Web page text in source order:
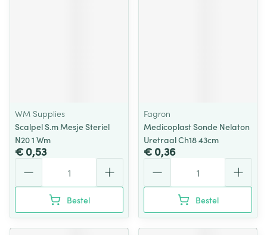
WM Supplies
Scalpel S.m Mesje Steriel
N20 1 Wm
€ 0,53
Bestel
Fagron
Medicoplast Sonde Nelaton
Uretraal Ch18 43cm
€ 0,36
Bestel